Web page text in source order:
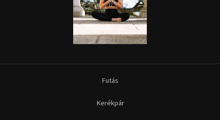
Futás
Kerékpár